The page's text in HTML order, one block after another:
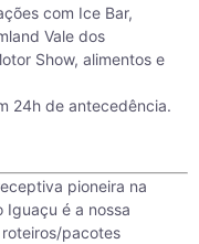
com Ice Bar,
Vale dos
Show, alimentos e
24h de antecedência.
pioneira na
Iguaçu é a nossa
pacotes